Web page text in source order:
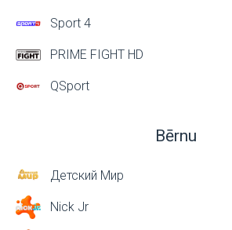
Sport 4
PRIME FIGHT HD
QSport
Bērnu
Детский Мир
Nick Jr